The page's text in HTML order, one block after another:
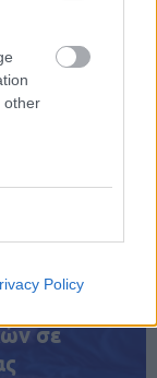
other
Policy
Εξεταστική
μία από τις
ετών, με
και
να
σε